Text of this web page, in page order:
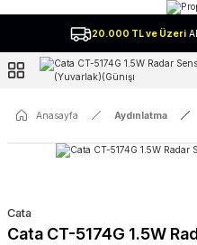
20.000 TL ve Üzeri
Anasayfa Aydınlatma
Cata
Cata CT-5174G 1.5W